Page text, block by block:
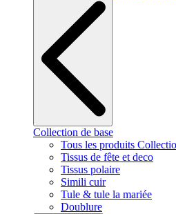
Collection de base
Tous les produits
Tissus de fête et deco
Tissus polaire
Simili cuir
Tule & tule la mariée
Doublure